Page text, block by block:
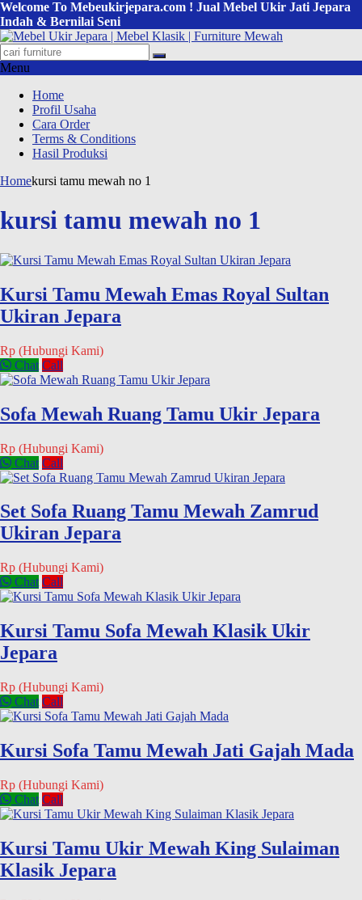
Welcome To Mebeukirjepara.com ! Jual Mebel Ukir Jati Jepara
Indah & Bernilai Seni
Menu
Home
Profil Usaha
Cara Order
Terms & Conditions
Hasil Produksi
Homekursi tamu mewah no 1
kursi tamu mewah no 1
Kursi Tamu Mewah Emas Royal Sultan
Ukiran Jepara
Rp (Hubungi Kami)
Chat Call
Sofa Mewah Ruang Tamu Ukir Jepara
Rp (Hubungi Kami)
Chat Call
Set Sofa Ruang Tamu Mewah Zamrud
Ukiran Jepara
Rp (Hubungi Kami)
Chat Call
Kursi Tamu Sofa Mewah Klasik Ukir
Jepara
Rp (Hubungi Kami)
Chat Call
Kursi Sofa Tamu Mewah Jati Gajah Mada
Rp (Hubungi Kami)
Chat Call
Kursi Tamu Ukir Mewah King Sulaiman
Klasik Jepara